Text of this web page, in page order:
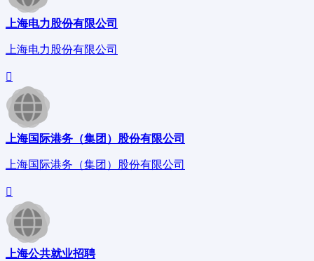
上海电力股份有限公司
上海电力股份有限公司
上海国际港务（集团）股份有限公司
上海国际港务（集团）股份有限公司
上海公共就业招聘